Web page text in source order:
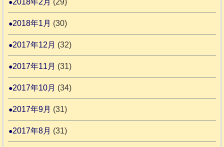
2018年1月 (30)
2017年12月 (32)
2017年11月 (31)
2017年10月 (34)
2017年9月 (31)
2017年8月 (31)